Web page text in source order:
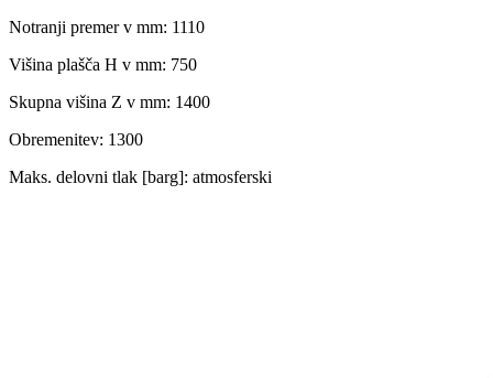
Notranji premer v mm: 1110
Višina plašča H v mm: 750
Skupna višina Z v mm: 1400
Obremenitev: 1300
Maks. delovni tlak [barg]: atmosferski